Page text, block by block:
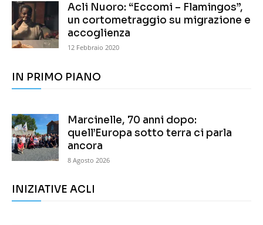
Acli Nuoro: “Eccomi – Flamingos”,
un cortometraggio su migrazione e
accoglienza
12 Febbraio 2020
IN PRIMO PIANO
Marcinelle, 70 anni dopo:
quell’Europa sotto terra ci parla
ancora
8 Agosto 2026
INIZIATIVE ACLI